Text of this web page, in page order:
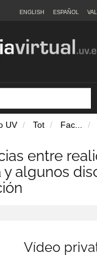
ENGLISH ESPAÑOL
UV Tot Fac
entre
y algunos